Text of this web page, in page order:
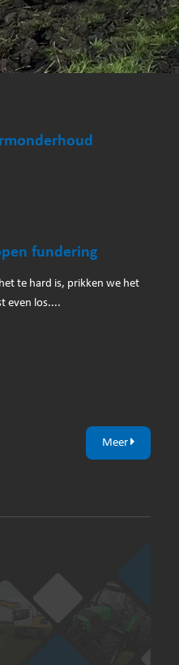
fundering
te hard is, prikken we het
even los....
Meer